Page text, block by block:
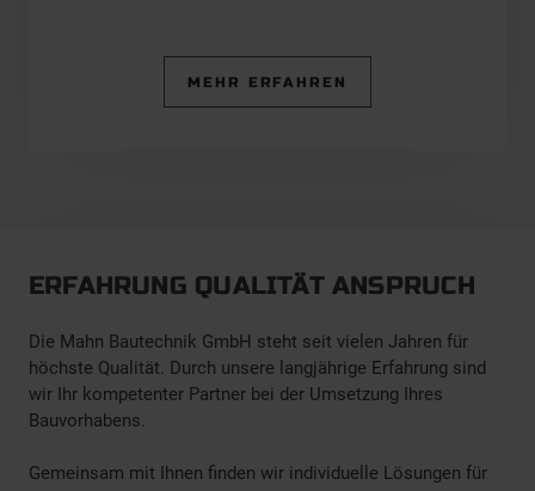
MEHR ERFAHREN
ERFAHRUNG QUALITÄT ANSPRUCH
Die Mahn Bautechnik GmbH steht seit vielen Jahren für
höchste Qualität. Durch unsere langjährige Erfahrung sind
wir Ihr kompetenter Partner bei der Umsetzung Ihres
Bauvorhabens.
Gemeinsam mit Ihnen finden wir individuelle Lösungen für